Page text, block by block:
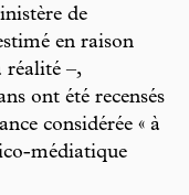
de
en raison
réalité –,
ont été recensés
considérée « à
médiatique